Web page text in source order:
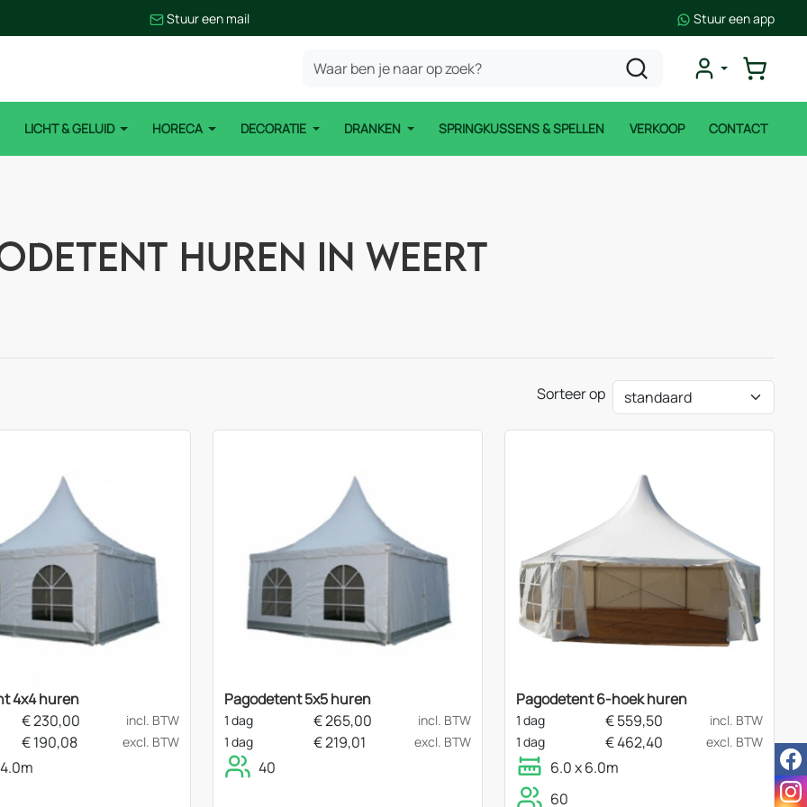
Stuur een mail Stuur een app
LICHT & GELUID HORECA DECORATIE DRANKEN SPRINGKUSSENS & SPELLEN VERKOOP CONTACT
huren in Weert
Sorteer op
4x4 huren
€230,00 incl. BTW
€190,08 excl. BTW
Pagodetent 5x5 huren
1 dag €265,00
incl. BTW
1 dag
€219,01 excl. BTW
40
Pagodetent 6-hoek huren
1 dag €559,50
incl. BTW
1 dag
€462,40 excl. BTW
6.0 x 6.0m
60